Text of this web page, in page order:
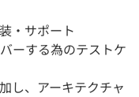
・サポート
ーする為のテストケ
し、アーキテクチャ